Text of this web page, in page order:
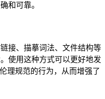
和可靠。
接、描摹词法、文件结构等
使用这种方式可以更好地发
理规范的行为，从而增强了